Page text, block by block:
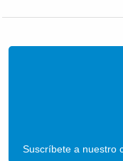
Suscríbete a nuestro